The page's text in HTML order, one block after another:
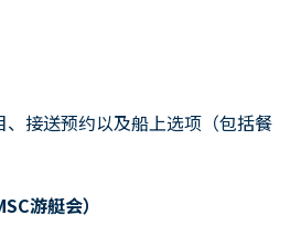
接送预约以及船上选项（包括餐
游艇会）